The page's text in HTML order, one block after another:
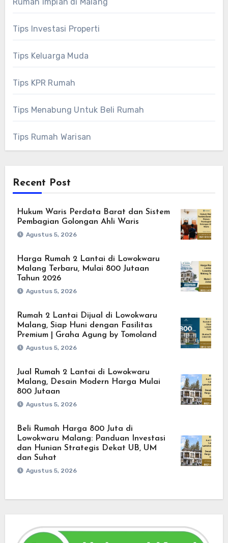
Rumah Impian di Malang
Tips Investasi Properti
Tips Keluarga Muda
Tips KPR Rumah
Tips Menabung Untuk Beli Rumah
Tips Rumah Warisan
Recent Post
Hukum Waris Perdata Barat dan Sistem
Pembagian Golongan Ahli Waris
Agustus 5, 2026
Harga Rumah 2 Lantai di Lowokwaru
Malang Terbaru, Mulai 800 Jutaan
Tahun 2026
Agustus 5, 2026
Rumah 2 Lantai Dijual di Lowokwaru
Malang, Siap Huni dengan Fasilitas
Premium | Graha Agung by Tomoland
Agustus 5, 2026
Jual Rumah 2 Lantai di Lowokwaru
Malang, Desain Modern Harga Mulai
800 Jutaan
Agustus 5, 2026
Beli Rumah Harga 800 Juta di
Lowokwaru Malang: Panduan Investasi
dan Hunian Strategis Dekat UB, UM
dan Suhat
Agustus 5, 2026